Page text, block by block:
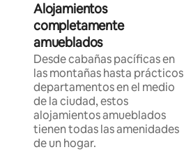
Alojamientos
completamente
amueblados
Desde cabañas pacíficas en
las montañas hasta prácticos
departamentos en el medio
de la ciudad, estos
alojamientos amueblados
tienen todas las amenidades
de un hogar.